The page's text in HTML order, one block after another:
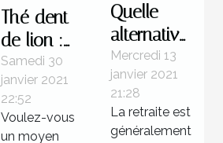
Thé dent
de lion :
Pourquoi
doit-on le
consommer
?
Samedi 30
janvier 2021
22:52
Voulez-vous
un moyen
Quelle
alternative
pour
s’offrir les
meilleurs
soins
Mercredi 13
janvier 2021
21:28
La retraite est
généralement